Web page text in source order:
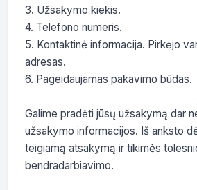
3. Užsakymo kiekis.
4. Telefono numeris.
5. Kontaktinė informacija. Pirkėjo
adresas.
6. Pageidaujamas pakavimo būdas.
Galime pradėti jūsų užsakymą dar
užsakymo informacijos. Iš anksto
teigiamą atsakymą ir tikimės
bendradarbiavimo.